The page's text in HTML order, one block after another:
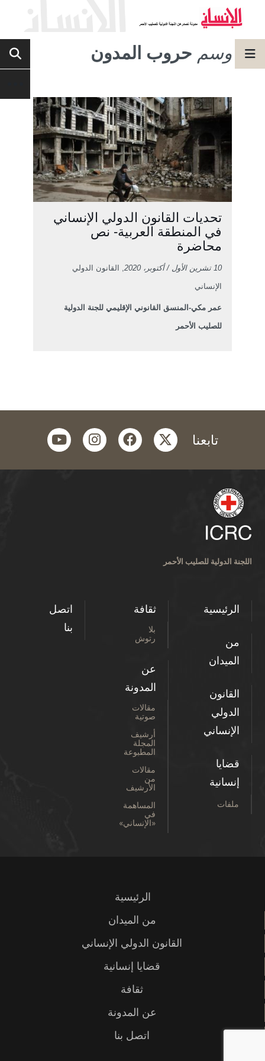
وسم حروب المدون
تحديات القانون الدولي الإنساني
في المنطقة العربية- نص
محاضرة
10 تشرين الأول / أكتوبر، 2020 , القانون الدولي
الإنساني
عمر مكي-المنسق القانوني الإقليمي للجنة الدولية
للصليب الأحمر
تابعنا twitter
facebook
instagram
youtube
اللجنة الدولية للصليب الأحمر
الرئيسية
من
الميدان
القانون
الدولي
الإنساني
قضايا
إنسانية
ملفات
ثقافة
بلا
رتوش
عن
المدونة
مقالات
صوتية
أرشيف
المجلة
المطبوعة
مقالات
من
الأرشيف
المساهمة
في
«الإنساني»
اتصل
بنا
الرئيسية
من الميدان
القانون الدولي الإنساني
قضايا إنسانية
ثقافة
عن المدونة
اتصل بنا